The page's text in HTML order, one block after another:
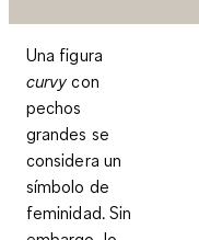
Una figura
curvy con
pechos
grandes se
considera un
símbolo de
feminidad. Sin